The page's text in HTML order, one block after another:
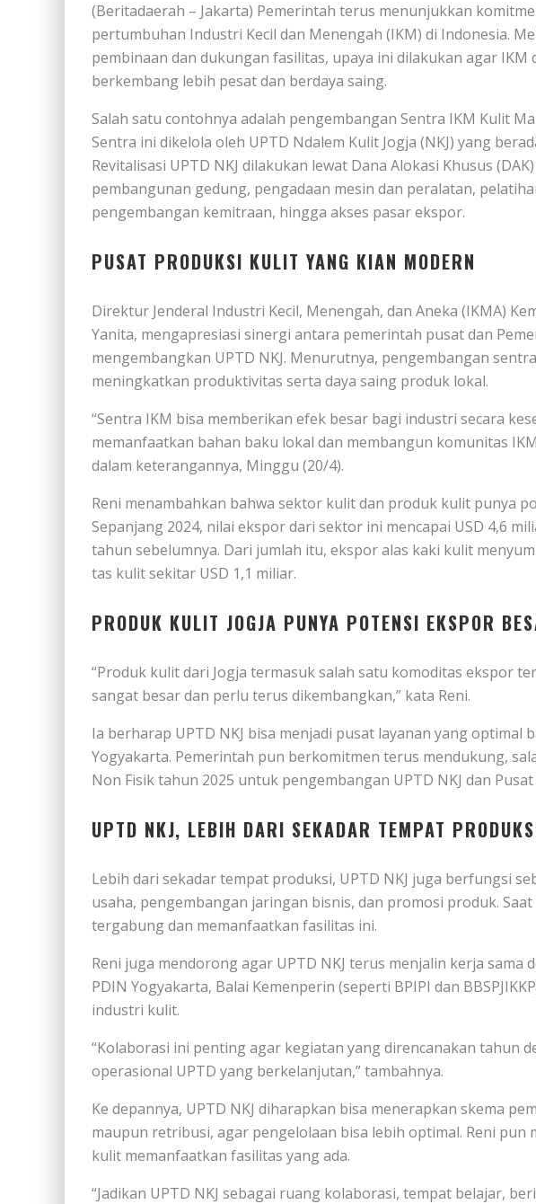
(Beritadaerah – Jakarta) Pemerintah terus menunjukkan
pertumbuhan Industri Kecil dan Menengah (IKM) di Indonesia.
pembinaan dan dukungan fasilitas, upaya ini dilakukan agar IKM
berkembang lebih pesat dan berdaya saing.
Salah satu contohnya adalah pengembangan Sentra IKM Kulit
Sentra ini dikelola oleh UPTD Ndalem Kulit Jogja (NKJ) yang
Revitalisasi UPTD NKJ dilakukan lewat Dana Alokasi Khusus
pembangunan gedung, pengadaan mesin dan peralatan,
pengembangan kemitraan, hingga akses pasar ekspor.
PUSAT PRODUKSI KULIT YANG KIAN MODERN
Direktur Jenderal Industri Kecil, Menengah, dan Aneka (IKMA)
Yanita, mengapresiasi sinergi antara pemerintah pusat dan
mengembangkan UPTD NKJ. Menurutnya, pengembangan
meningkatkan produktivitas serta daya saing produk lokal.
“Sentra IKM bisa memberikan efek besar bagi industri secara
memanfaatkan bahan baku lokal dan membangun komunitas
dalam keterangannya, Minggu (20/4).
Reni menambahkan bahwa sektor kulit dan produk kulit punya
Sepanjang 2024, nilai ekspor dari sektor ini mencapai USD 4,6
tahun sebelumnya. Dari jumlah itu, ekspor alas kaki kulit
tas kulit sekitar USD 1,1 miliar.
PRODUK KULIT JOGJA PUNYA POTENSI EKSPOR
“Produk kulit dari Jogja termasuk salah satu komoditas ekspor
sangat besar dan perlu terus dikembangkan,” kata Reni.
Ia berharap UPTD NKJ bisa menjadi pusat layanan yang optimal
Yogyakarta. Pemerintah pun berkomitmen terus mendukung,
Non Fisik tahun 2025 untuk pengembangan UPTD NKJ dan
UPTD NKJ, LEBIH DARI SEKADAR TEMPAT
Lebih dari sekadar tempat produksi, UPTD NKJ juga berfungsi
usaha, pengembangan jaringan bisnis, dan promosi produk.
tergabung dan memanfaatkan fasilitas ini.
Reni juga mendorong agar UPTD NKJ terus menjalin kerja sama
PDIN Yogyakarta, Balai Kemenperin (seperti BPIPI dan
industri kulit.
“Kolaborasi ini penting agar kegiatan yang direncanakan tahun
operasional UPTD yang berkelanjutan,” tambahnya.
Ke depannya, UPTD NKJ diharapkan bisa menerapkan skema
maupun retribusi, agar pengelolaan bisa lebih optimal. Reni pun
kulit memanfaatkan fasilitas yang ada.
“Jadikan UPTD NKJ sebagai ruang kolaborasi, tempat belajar,